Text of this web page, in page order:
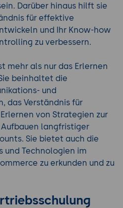
Darüber hinaus hilft sie
für effektive
und Ihr Know-how
zu verbessern.
mehr als nur das Erlernen
beinhaltet die
und
das Verständnis für
von Strategien zur
langfristiger
Sie bietet auch die
und Technologien im
zu erkunden und zu